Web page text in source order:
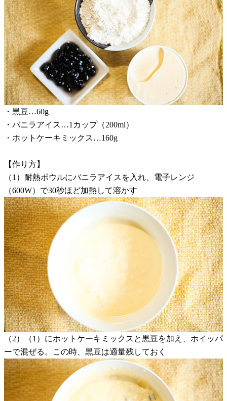
・黒豆…60g
・バニラアイス…1カップ（200ml）
・ホットケーキミックス…160g
【作り方】
（1）耐熱ボウルにバニラアイスを入れ、電子レンジ
（600W）で30秒ほど加熱して溶かす
（2）（1）にホットケーキミックスと黒豆を加え、ホイッパ
ーで混ぜる。この時、黒豆は適量残しておく